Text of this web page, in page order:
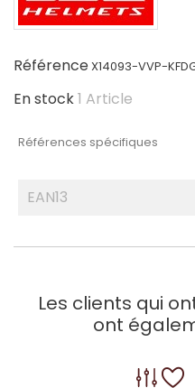
RéférenceX14093-VVP-
En stock1 Article
Références spécifiques
EAN13
Les clients qui
ont